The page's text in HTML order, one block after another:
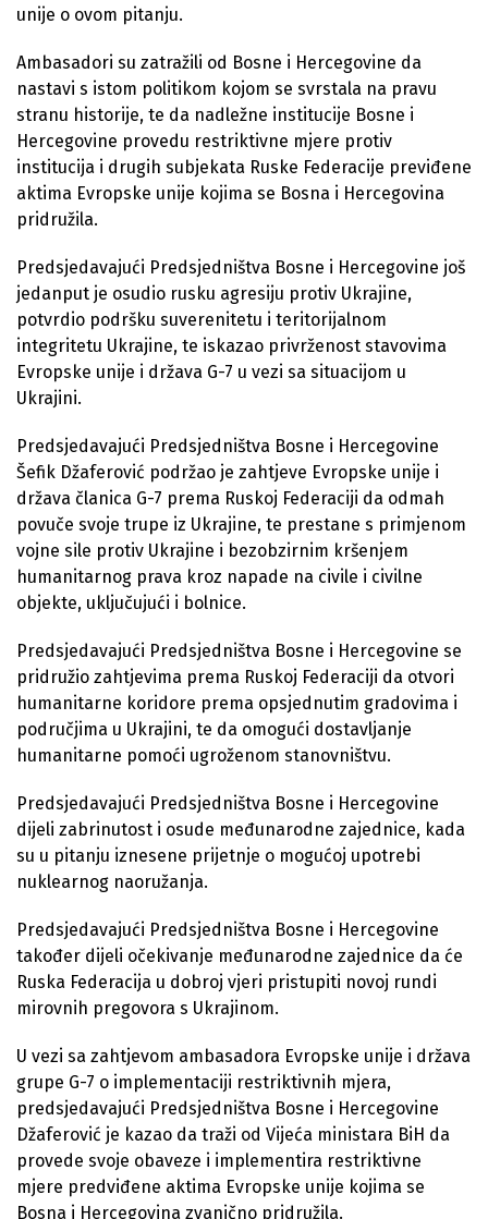
unije o ovom pitanju.
Ambasadori su zatražili od Bosne i Hercegovine da
nastavi s istom politikom kojom se svrstala na pravu
stranu historije, te da nadležne institucije Bosne i
Hercegovine provedu restriktivne mjere protiv
institucija i drugih subjekata Ruske Federacije previđene
aktima Evropske unije kojima se Bosna i Hercegovina
pridružila.
Predsjedavajući Predsjedništva Bosne i Hercegovine još
jedanput je osudio rusku agresiju protiv Ukrajine,
potvrdio podršku suverenitetu i teritorijalnom
integritetu Ukrajine, te iskazao privrženost stavovima
Evropske unije i država G-7 u vezi sa situacijom u
Ukrajini.
Predsjedavajući Predsjedništva Bosne i Hercegovine
Šefik Džaferović podržao je zahtjeve Evropske unije i
država članica G-7 prema Ruskoj Federaciji da odmah
povuče svoje trupe iz Ukrajine, te prestane s primjenom
vojne sile protiv Ukrajine i bezobzirnim kršenjem
humanitarnog prava kroz napade na civile i civilne
objekte, uključujući i bolnice.
Predsjedavajući Predsjedništva Bosne i Hercegovine se
pridružio zahtjevima prema Ruskoj Federaciji da otvori
humanitarne koridore prema opsjednutim gradovima i
područjima u Ukrajini, te da omogući dostavljanje
humanitarne pomoći ugroženom stanovništvu.
Predsjedavajući Predsjedništva Bosne i Hercegovine
dijeli zabrinutost i osude međunarodne zajednice, kada
su u pitanju iznesene prijetnje o mogućoj upotrebi
nuklearnog naoružanja.
Predsjedavajući Predsjedništva Bosne i Hercegovine
također dijeli očekivanje međunarodne zajednice da će
Ruska Federacija u dobroj vjeri pristupiti novoj rundi
mirovnih pregovora s Ukrajinom.
U vezi sa zahtjevom ambasadora Evropske unije i država
grupe G-7 o implementaciji restriktivnih mjera,
predsjedavajući Predsjedništva Bosne i Hercegovine
Džaferović je kazao da traži od Vijeća ministara BiH da
provede svoje obaveze i implementira restriktivne
mjere predviđene aktima Evropske unije kojima se
Bosna i Hercegovina zvanično pridružila.